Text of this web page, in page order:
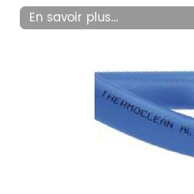
En savoir plus...